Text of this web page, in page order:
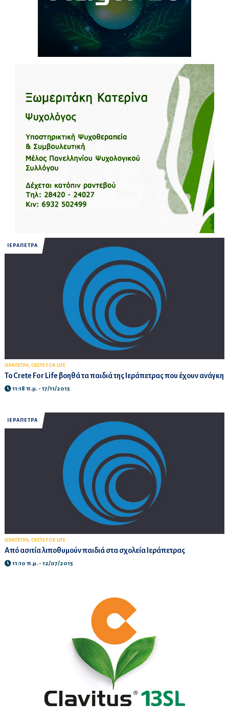
ΙΕΡΑΠΕΤΡΑ
ΙΕΡΑΠΕΤΡΑ, CRETE FOR LIFE
Το Crete For Life βοηθά τα παιδιά της Ιεράπετρας που έχουν ανάγκη
11:18 π.μ. - 17/11/2015
ΙΕΡΑΠΕΤΡΑ
ΙΕΡΑΠΕΤΡΑ, CRETE FOR LIFE
Από ασιτία λιποθυμούν παιδιά στα σχολεία Ιεράπετρας
11:10 π.μ. - 12/07/2015